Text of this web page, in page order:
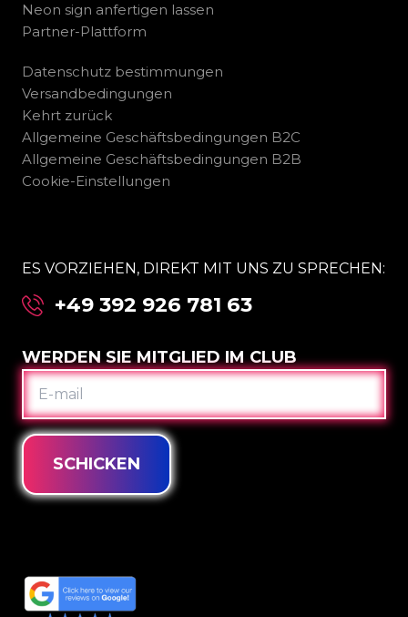
Neon sign anfertigen lassen
Partner-Plattform
Datenschutz bestimmungen
Versandbedingungen
Kehrt zurück
Allgemeine Geschäftsbedingungen B2C
Allgemeine Geschäftsbedingungen B2B
Cookie-Einstellungen
ES VORZIEHEN, DIREKT MIT UNS ZU SPRECHEN:
+49 392 926 781 63
WERDEN SIE MITGLIED IM CLUB
E-
MAIL
SCHICKEN